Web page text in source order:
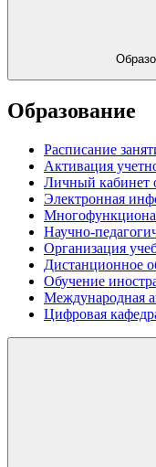
Образование
Расписание
Активация
Личный кабинет
Электронная
Научно-
Организация
Дистанционное
Обучение
Международная
Цифровая